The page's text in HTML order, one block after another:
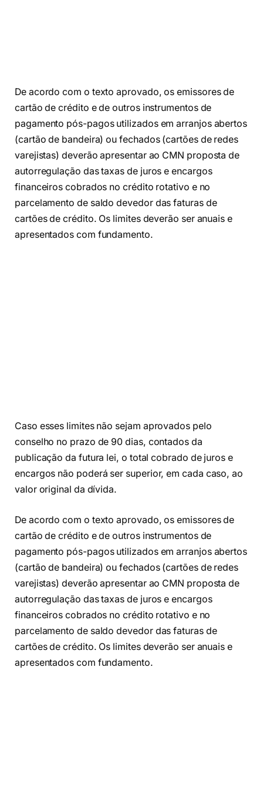
De acordo com o texto aprovado, os emissores de
cartão de crédito e de outros instrumentos de
pagamento pós-pagos utilizados em arranjos abertos
(cartão de bandeira) ou fechados (cartões de redes
varejistas) deverão apresentar ao CMN proposta de
autorregulação das taxas de juros e encargos
financeiros cobrados no crédito rotativo e no
parcelamento de saldo devedor das faturas de
cartões de crédito. Os limites deverão ser anuais e
apresentados com fundamento.
Caso esses limites não sejam aprovados pelo
conselho no prazo de 90 dias, contados da
publicação da futura lei, o total cobrado de juros e
encargos não poderá ser superior, em cada caso, ao
valor original da dívida.
De acordo com o texto aprovado, os emissores de
cartão de crédito e de outros instrumentos de
pagamento pós-pagos utilizados em arranjos abertos
(cartão de bandeira) ou fechados (cartões de redes
varejistas) deverão apresentar ao CMN proposta de
autorregulação das taxas de juros e encargos
financeiros cobrados no crédito rotativo e no
parcelamento de saldo devedor das faturas de
cartões de crédito. Os limites deverão ser anuais e
apresentados com fundamento.